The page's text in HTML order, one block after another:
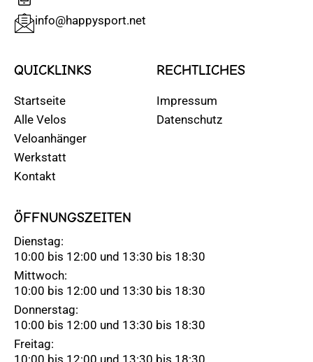
info@happysport.net
QUICKLINKS
Startseite
Alle Velos
Veloanhänger
Werkstatt
Kontakt
RECHTLICHES
Impressum
Datenschutz
ÖFFNUNGSZEITEN
Dienstag:
10:00 bis 12:00 und 13:30 bis 18:30
Mittwoch:
10:00 bis 12:00 und 13:30 bis 18:30
Donnerstag:
10:00 bis 12:00 und 13:30 bis 18:30
Freitag:
10:00 bis 12:00 und 13:30 bis 18:30